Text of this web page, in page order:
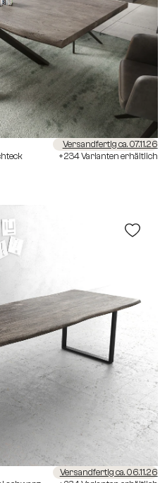
Versandfertig ca. 07.11.26
+234 Varianten erhältlich
Versandfertig ca. 06.11.26